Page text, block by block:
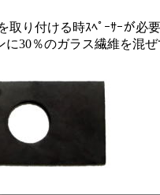
取り付ける時ｽﾍﾟｰｻｰが必
に30％のガラス繊維を混